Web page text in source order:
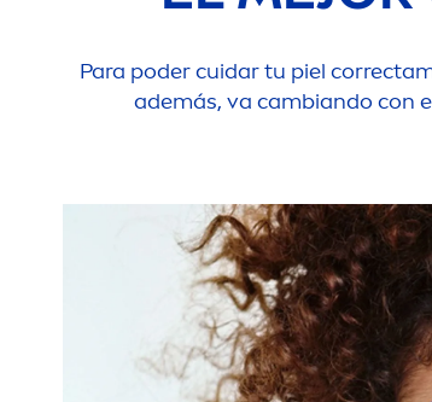
Para poder cuidar tu piel correcta
además, va cambiando con